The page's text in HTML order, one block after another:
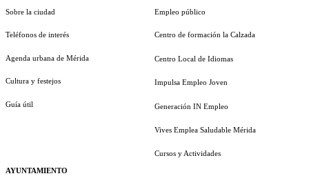
Sobre la ciudad
Teléfonos de interés
Agenda urbana de Mérida
Cultura y festejos
Guía útil
AYUNTAMIENTO
Empleo público
Centro de formación la Calzada
Centro Local de Idiomas
Impulsa Empleo Joven
Generación IN Empleo
Vives Emplea Saludable Mérida
Cursos y Actividades